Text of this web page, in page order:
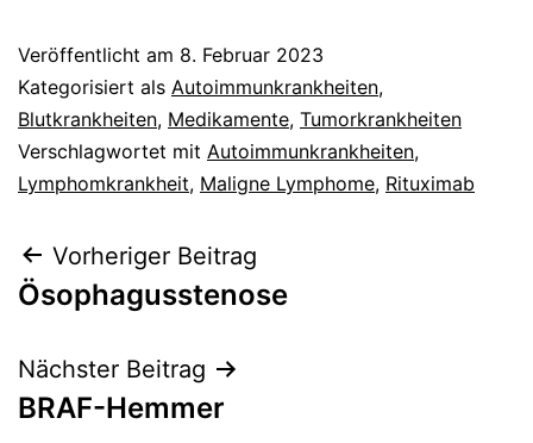
Veröffentlicht am 8. Februar 2023
Kategorisiert als Autoimmunkrankheiten,
Blutkrankheiten, Medikamente, Tumorkrankheiten
Verschlagwortet mit Autoimmunkrankheiten,
Lymphomkrankheit, Maligne Lymphome, Rituximab
Beitragsnavigation
Vorheriger Beitrag
Ösophagusstenose
Nächster Beitrag
BRAF-Hemmer